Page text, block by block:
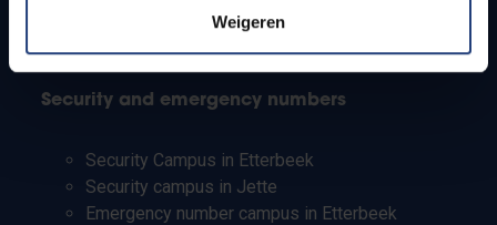
Weigeren
Working students
Security and emergency numbers
Security Campus in Etterbeek
Security campus in Jette
Emergency number campus in Etterbeek